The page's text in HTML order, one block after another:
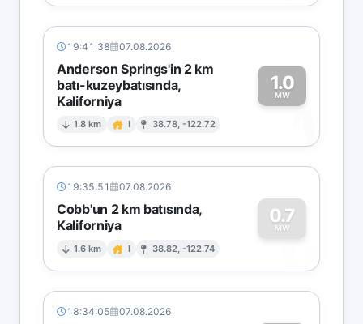
19:41:38 07.08.2026
Anderson Springs'in 2 km
batı-kuzeybatısında,
Kaliforniya
1.8 km I 38.78, -122.72
1.0
MW
1
19:35:51 07.08.2026
Cobb'un 2 km batısında,
Kaliforniya
1.6 km I 38.82, -122.74
0.7
MW
0
18:34:05 07.08.2026